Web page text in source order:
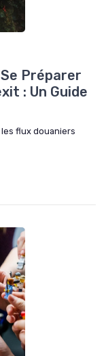
Préparer
: Un Guide
flux douaniers